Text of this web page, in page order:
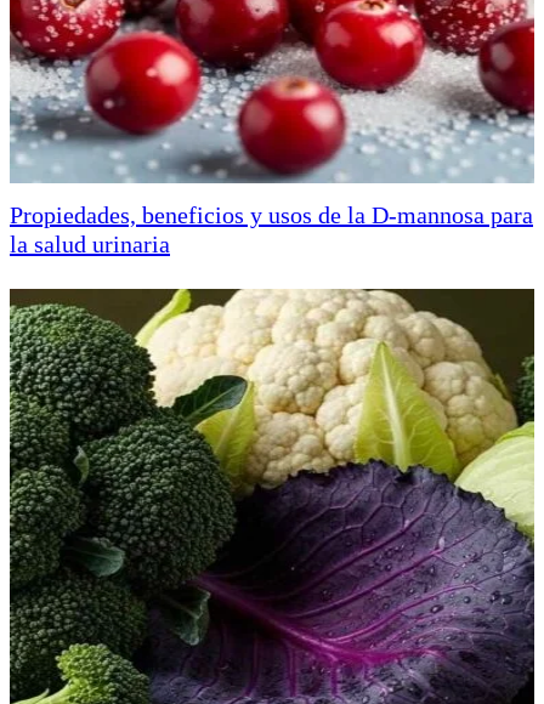
Propiedades, beneficios y usos de la D-mannosa para
la salud urinaria